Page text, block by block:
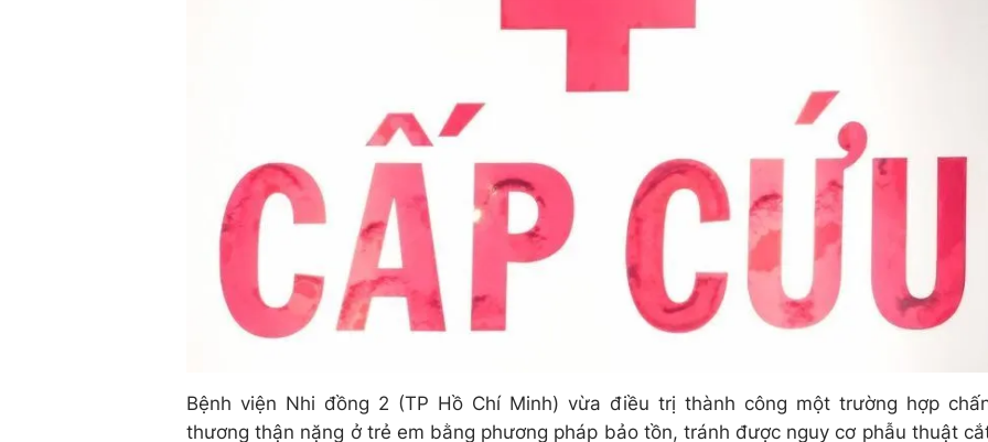
Bệnh viện Nhi đồng 2 (TP Hồ Chí Minh) vừa điều trị thành công một trường hợp
thương thận nặng ở trẻ em bằng phương pháp bảo tồn, tránh được nguy cơ phẫu thuật